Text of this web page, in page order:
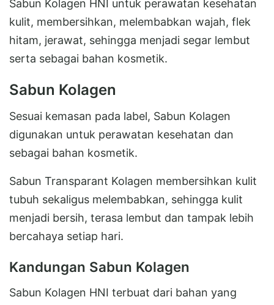
Sabun Kolagen HNI untuk perawatan kesehatan
kulit, membersihkan, melembabkan wajah, flek
hitam, jerawat, sehingga menjadi segar lembut
serta sebagai bahan kosmetik.
Sabun Kolagen
Sesuai kemasan pada label, Sabun Kolagen
digunakan untuk perawatan kesehatan dan
sebagai bahan kosmetik.
Sabun Transparant Kolagen membersihkan kulit
tubuh sekaligus melembabkan, sehingga kulit
menjadi bersih, terasa lembut dan tampak lebih
bercahaya setiap hari.
Kandungan Sabun Kolagen
Sabun Kolagen HNI terbuat dari bahan yang